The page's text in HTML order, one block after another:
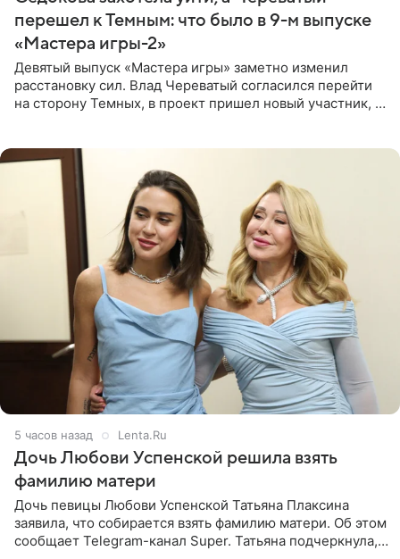
перешел к Темным: что было в 9-м выпуске
«Мастера игры-2»
Девятый выпуск «Мастера игры» заметно изменил
расстановку сил. Влад Череватый согласился перейти
на сторону Темных, в проект пришел новый участник, а
5 часов назад Lenta.Ru
Дочь Любови Успенской решила взять
фамилию матери
Дочь певицы Любови Успенской Татьяна Плаксина
заявила, что собирается взять фамилию матери. Об этом
сообщает Telegram-канал Super. Татьяна подчеркнула,